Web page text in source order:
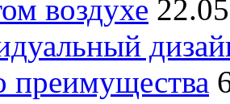
воздухе
преимущества